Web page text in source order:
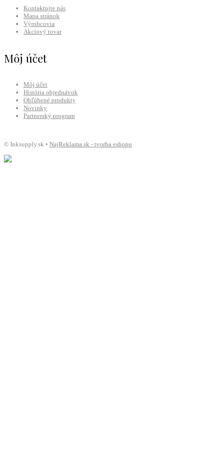
Kontaktujte nás
Mapa stránok
Výrobcovia
Akciový tovar
Môj účet
Môj účet
História objednávok
Obľúbené produkty
Novinky
Partnerský program
© Inksupply.sk • NajReklama.sk - tvorba eshopu